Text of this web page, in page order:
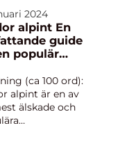
som en
viktig
för att
unga
och ge
att
sig och å...
2024
alpint En
guide
populär
(ca 100 ord):
alpint är en av
älskade och